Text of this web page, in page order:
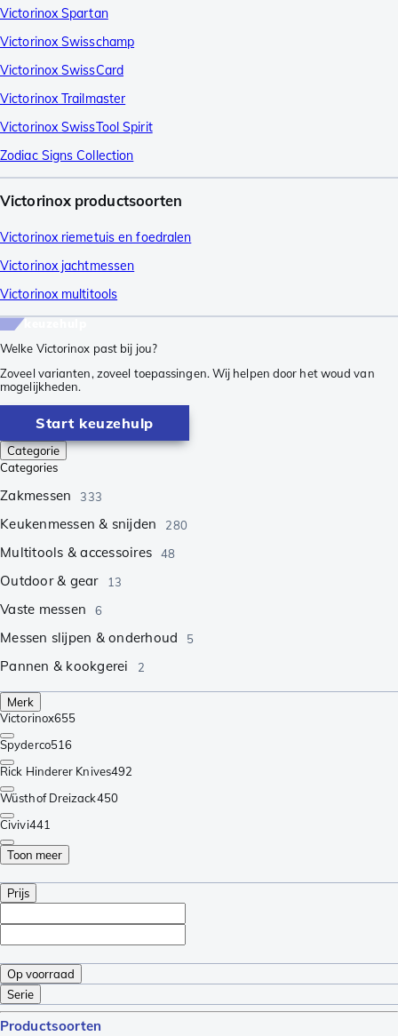
Victorinox Spartan
Victorinox Swisschamp
Victorinox SwissCard
Victorinox Trailmaster
Victorinox SwissTool Spirit
Zodiac Signs Collection
Victorinox productsoorten
Victorinox riemetuis en foedralen
Victorinox jachtmessen
Victorinox multitools
Welke Victorinox past bij jou?
Zoveel varianten, zoveel toepassingen. Wij helpen door het woud van
mogelijkheden.
Start keuzehulp
Categorie
Categories
Zakmessen 333
Keukenmessen & snijden 280
Multitools & accessoires 48
Outdoor & gear 13
Vaste messen 6
Messen slijpen & onderhoud 5
Pannen & kookgerei 2
Merk
Victorinox655
Spyderco516
Rick Hinderer Knives492
Wüsthof Dreizack450
Civivi441
Toon meer
Prijs
Op voorraad
Serie
Productsoorten